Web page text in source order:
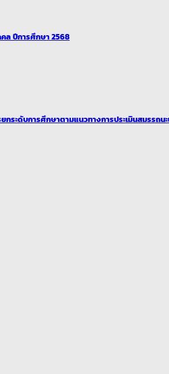
ปีการศึกษา 2568
ระดับการศึกษาตามแนวทางการประเมินสมรร